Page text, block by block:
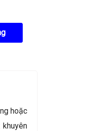
hoặc